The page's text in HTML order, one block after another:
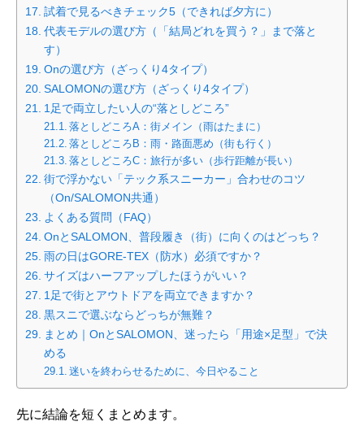
試着で見るべきチェック5（できれば夕方に）
代表モデルの選び方（「結局どれを買う？」まで落と
す）
Onの選び方（ざっくり4タイプ）
SALOMONの選び方（ざっくり4タイプ）
1足で両立したい人の“落としどころ”
落としどころA：街メイン（雨はたまに）
落としどころB：雨・路面悪め（街も行く）
落としどころC：旅行が多い（歩行距離が長い）
街で浮かない「テック系スニーカー」合わせのコツ
（On/SALOMON共通）
よくある質問（FAQ）
OnとSALOMON、普段履き（街）に向くのはどっち？
雨の日はGORE-TEX（防水）必須ですか？
サイズはハーフアップしたほうがいい？
1足で街とアウトドアを両立できますか？
黒スニで選ぶならどっちが無難？
まとめ｜OnとSALOMON、迷ったら「用途×足型」で決
める
迷いを終わらせるために、今日やること
先に結論を短くまとめます。